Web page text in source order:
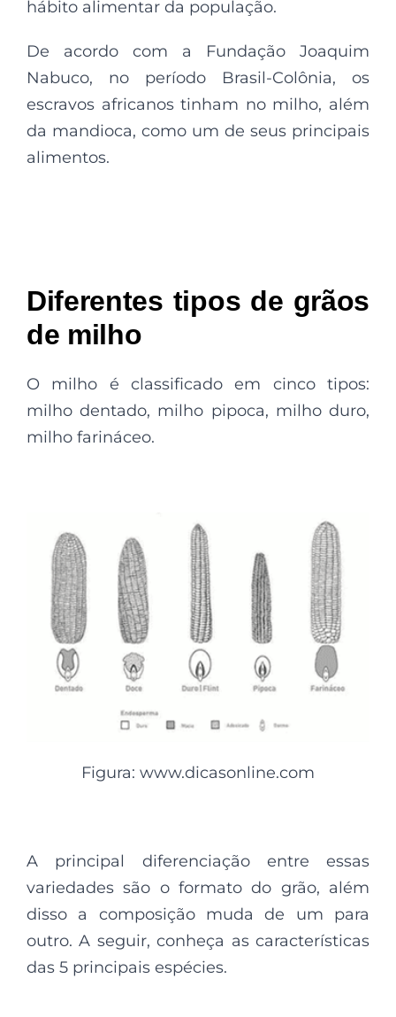
hábito alimentar da população.
De acordo com a Fundação Joaquim
Nabuco, no período Brasil-Colônia, os
escravos africanos tinham no milho, além
da mandioca, como um de seus principais
alimentos.
Diferentes tipos de grãos
de milho
O milho é classificado em cinco tipos:
milho dentado, milho pipoca, milho duro,
milho farináceo.
Figura: www.dicasonline.com
A principal diferenciação entre essas
variedades são o formato do grão, além
disso a composição muda de um para
outro. A seguir, conheça as características
das 5 principais espécies.